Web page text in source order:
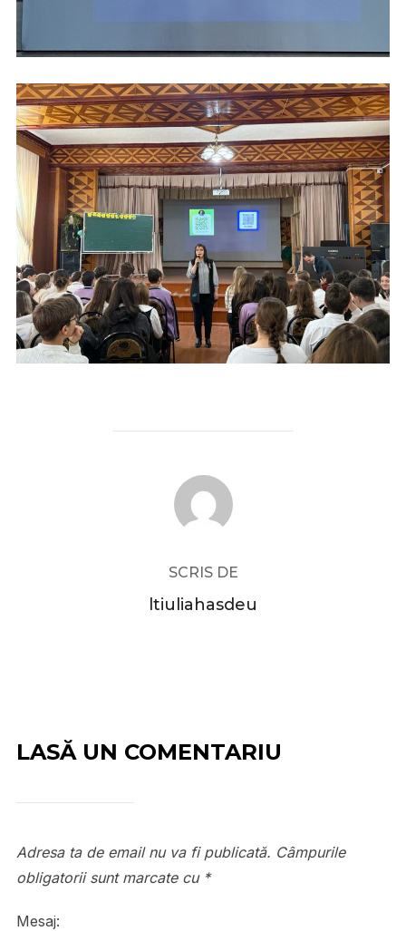
AUTOR ARTICOL
SCRIS DE
ltiuliahasdeu
LASĂ UN COMENTARIU
Adresa ta de email nu va fi publicată. Câmpurile
obligatorii sunt marcate cu *
Mesaj: